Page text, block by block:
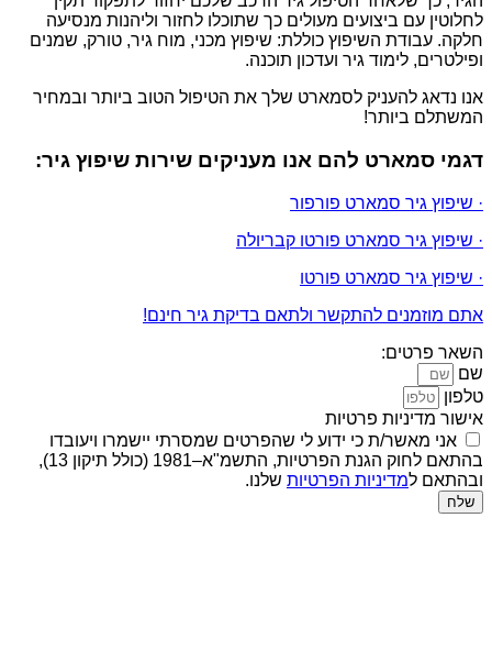
לחלוטין עם ביצועים מעולים כך שתוכלו לחזור וליהנות מנסיעה
חלקה. עבודת השיפוץ כוללת: שיפוץ מכני, מוח גיר, טורק, שמנים
ופילטרים, לימוד גיר ועדכון תוכנה.
אנו נדאג להעניק לסמארט שלך את הטיפול הטוב ביותר ובמחיר
המשתלם ביותר!
דגמי סמארט להם אנו מעניקים שירות שיפוץ גיר:
· שיפוץ גיר סמארט פורפור
· שיפוץ גיר סמארט פורטו קבריולה
· שיפוץ גיר סמארט פורטו
אתם מוזמנים להתקשר ולתאם בדיקת גיר חינם!
השאר פרטים:
שם
טלפון
אישור מדיניות פרטיות
אני מאשר/ת כי ידוע לי שהפרטים שמסרתי יישמרו ויעובדו
בהתאם לחוק הגנת הפרטיות, התשמ"א–1981 (כולל תיקון 13),
ובהתאם למדיניות הפרטיות שלנו.
שלח